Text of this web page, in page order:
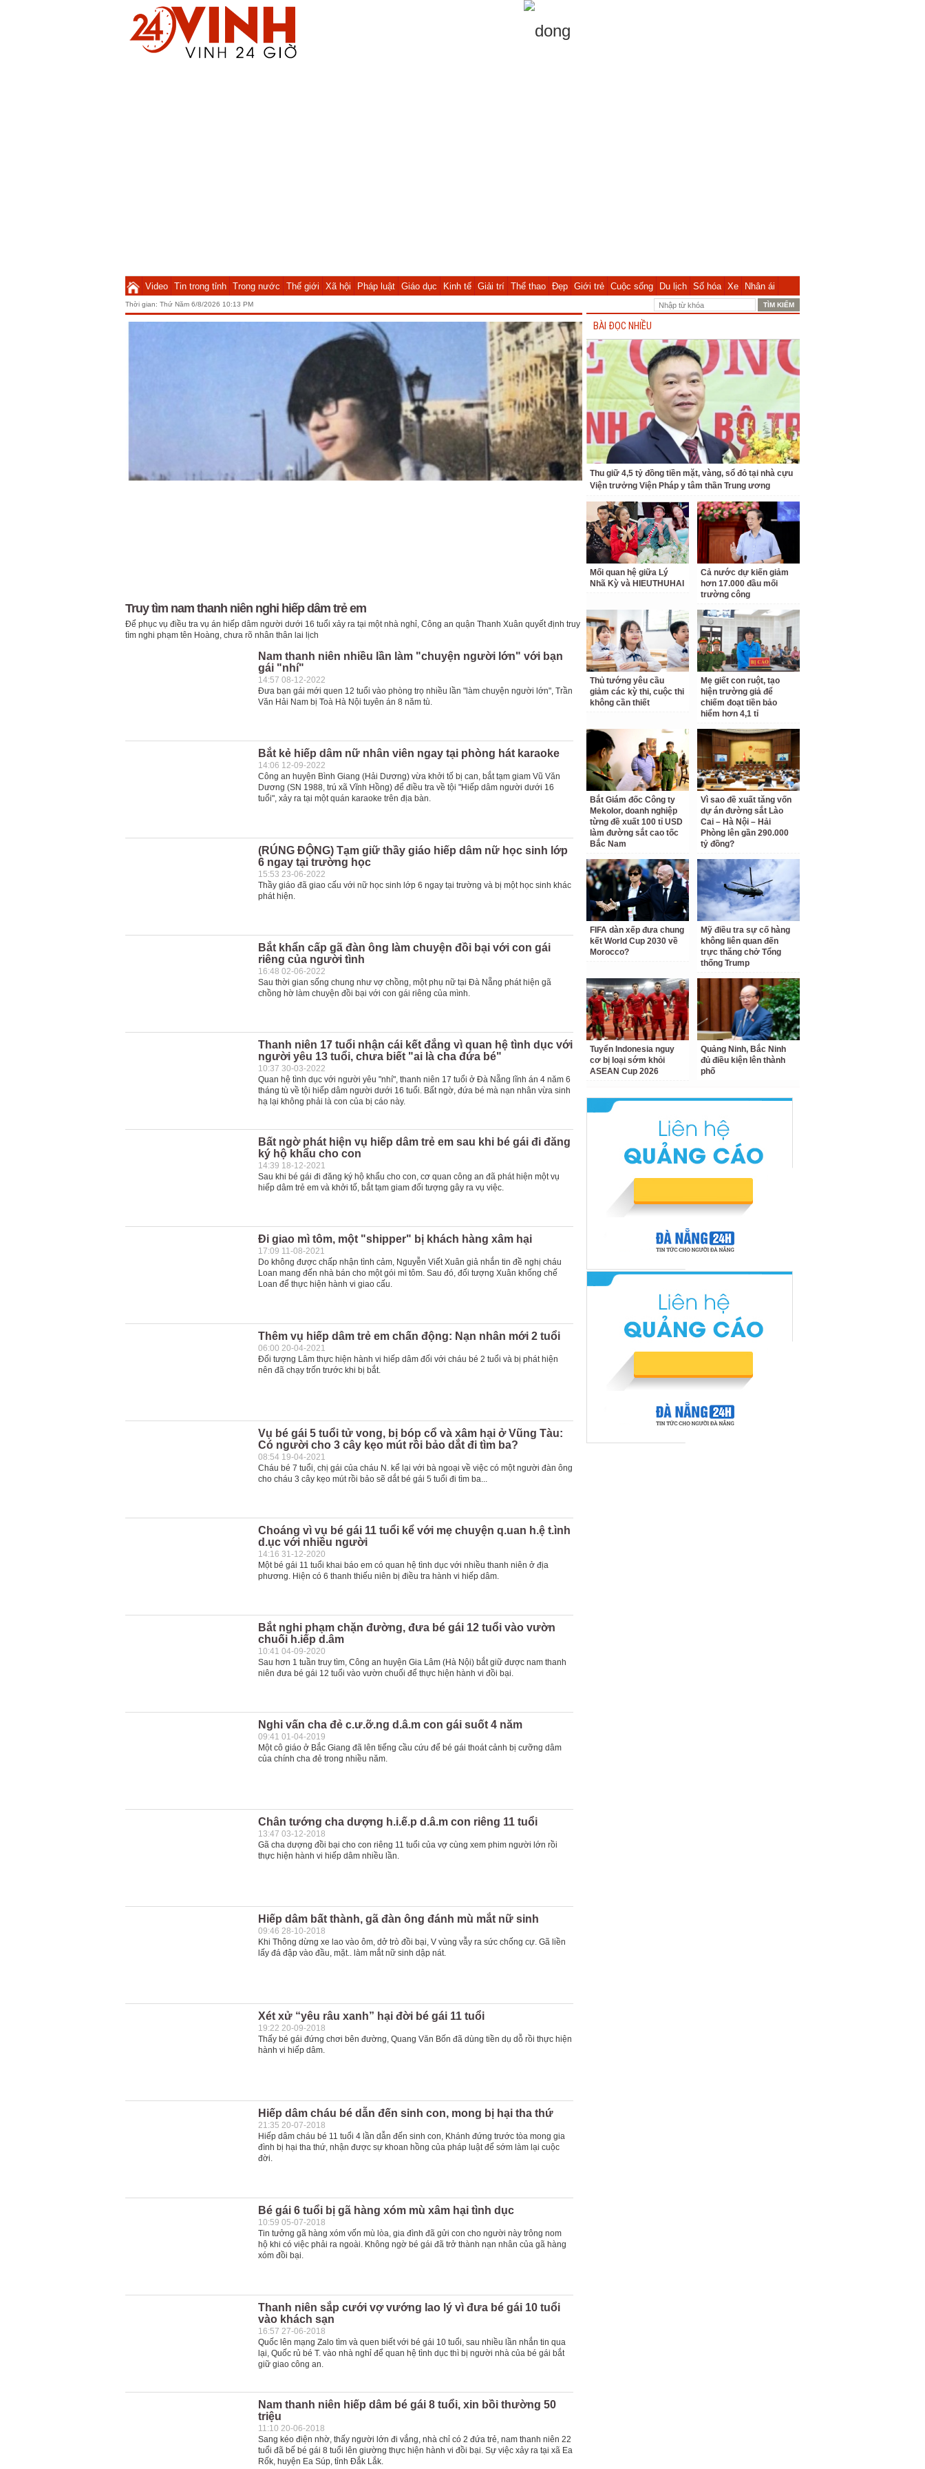
Video Tin trong tỉnh Trong nước Thế giới Xã hội Pháp luật Giáo dục Kinh tế Giải trí Thể thao Đẹp Giới trẻ Cuộc sống Du lịch Số hóa Xe Nhân ái
Thời gian: Thứ Năm 6/8/2026 10:13 PM
Truy tìm nam thanh niên nghi hiếp dâm trẻ em
Để phục vụ điều tra vụ án hiếp dâm người dưới 16 tuổi xảy ra tại một nhà nghỉ, Công an quận Thanh Xuân quyết định truy
tìm nghi phạm tên Hoàng, chưa rõ nhân thân lai lịch
Nam thanh niên nhiều lần làm "chuyện người lớn" với bạn
gái "nhí"
14:57 08-12-2022
Đưa bạn gái mới quen 12 tuổi vào phòng trọ nhiều lần "làm chuyện người lớn", Trần
Văn Hải Nam bị Toà Hà Nội tuyên án 8 năm tù.
Bắt kẻ hiếp dâm nữ nhân viên ngay tại phòng hát karaoke
14:06 12-09-2022
Công an huyện Bình Giang (Hải Dương) vừa khởi tố bị can, bắt tạm giam Vũ Văn
Dương (SN 1988, trú xã Vĩnh Hồng) để điều tra về tội "Hiếp dâm người dưới 16
tuổi", xảy ra tại một quán karaoke trên địa bàn.
(RÚNG ĐỘNG) Tạm giữ thầy giáo hiếp dâm nữ học sinh lớp
6 ngay tại trường học
15:53 23-06-2022
Thầy giáo đã giao cấu với nữ học sinh lớp 6 ngay tại trường và bị một học sinh khác
phát hiện.
Bắt khẩn cấp gã đàn ông làm chuyện đồi bại với con gái
riêng của người tình
16:48 02-06-2022
Sau thời gian sống chung như vợ chồng, một phụ nữ tại Đà Nẵng phát hiện gã
chồng hờ làm chuyện đồi bại với con gái riêng của mình.
Thanh niên 17 tuổi nhận cái kết đắng vì quan hệ tình dục với
người yêu 13 tuổi, chưa biết "ai là cha đứa bé"
10:37 30-03-2022
Quan hệ tình dục với người yêu "nhí", thanh niên 17 tuổi ở Đà Nẵng lĩnh án 4 năm 6
tháng tù về tội hiếp dâm người dưới 16 tuổi. Bất ngờ, đứa bé mà nạn nhân vừa sinh
hạ lại không phải là con của bị cáo này.
Bất ngờ phát hiện vụ hiếp dâm trẻ em sau khi bé gái đi đăng
ký hộ khẩu cho con
14:39 18-12-2021
Sau khi bé gái đi đăng ký hộ khẩu cho con, cơ quan công an đã phát hiện một vụ
hiếp dâm trẻ em và khởi tố, bắt tạm giam đối tượng gây ra vụ việc.
Đi giao mì tôm, một "shipper" bị khách hàng xâm hại
17:09 11-08-2021
Do không được chấp nhận tình cảm, Nguyễn Viết Xuân giả nhắn tin đề nghị cháu
Loan mang đến nhà bán cho một gói mì tôm. Sau đó, đối tượng Xuân khống chế
Loan để thực hiện hành vi giao cấu.
Thêm vụ hiếp dâm trẻ em chấn động: Nạn nhân mới 2 tuổi
06:00 20-04-2021
Đối tượng Lâm thực hiện hành vi hiếp dâm đối với cháu bé 2 tuổi và bị phát hiện
nên đã chạy trốn trước khi bị bắt.
Vụ bé gái 5 tuổi tử vong, bị bóp cổ và xâm hại ở Vũng Tàu:
Có người cho 3 cây kẹo mút rồi bảo dắt đi tìm ba?
08:54 19-04-2021
Cháu bé 7 tuổi, chị gái của cháu N. kể lại với bà ngoại về việc có một người đàn ông
cho cháu 3 cây kẹo mút rồi bảo sẽ dắt bé gái 5 tuổi đi tìm ba...
Choáng vì vụ bé gái 11 tuổi kể với mẹ chuyện q.uan h.ệ t.ình
d.ục với nhiều người
14:16 31-12-2020
Một bé gái 11 tuổi khai báo em có quan hệ tình dục với nhiều thanh niên ở địa
phương. Hiện có 6 thanh thiếu niên bị điều tra hành vi hiếp dâm.
Bắt nghi phạm chặn đường, đưa bé gái 12 tuổi vào vườn
chuối h.iếp d.âm
10:41 04-09-2020
Sau hơn 1 tuần truy tìm, Công an huyện Gia Lâm (Hà Nội) bắt giữ được nam thanh
niên đưa bé gái 12 tuổi vào vườn chuối để thực hiện hành vi đồi bại.
Nghi vấn cha đẻ c.ư.ỡ.ng d.â.m con gái suốt 4 năm
09:41 01-04-2019
Một cô giáo ở Bắc Giang đã lên tiếng cầu cứu để bé gái thoát cảnh bị cưỡng dâm
của chính cha đẻ trong nhiều năm.
Chân tướng cha dượng h.i.ế.p d.â.m con riêng 11 tuổi
13:47 03-12-2018
Gã cha dượng đồi bại cho con riêng 11 tuổi của vợ cùng xem phim người lớn rồi
thực hiện hành vi hiếp dâm nhiều lần.
Hiếp dâm bất thành, gã đàn ông đánh mù mắt nữ sinh
09:46 28-10-2018
Khi Thông dừng xe lao vào ôm, dở trò đồi bại, V vùng vẫy ra sức chống cự. Gã liền
lấy đá đập vào đầu, mặt.. làm mắt nữ sinh dập nát.
Xét xử “yêu râu xanh” hại đời bé gái 11 tuổi
19:22 20-09-2018
Thấy bé gái đứng chơi bên đường, Quang Văn Bốn đã dùng tiền dụ dỗ rồi thực hiện
hành vi hiếp dâm.
Hiếp dâm cháu bé dẫn đến sinh con, mong bị hại tha thứ
21:35 20-07-2018
Hiếp dâm cháu bé 11 tuổi 4 lần dẫn đến sinh con, Khánh đứng trước tòa mong gia
đình bị hại tha thứ, nhận được sự khoan hồng của pháp luật để sớm làm lại cuộc
đời.
Bé gái 6 tuổi bị gã hàng xóm mù xâm hại tình dục
10:59 05-07-2018
Tin tưởng gã hàng xóm vốn mù lòa, gia đình đã gửi con cho người này trông nom
hộ khi có việc phải ra ngoài. Không ngờ bé gái đã trở thành nạn nhân của gã hàng
xóm đồi bại.
Thanh niên sắp cưới vợ vướng lao lý vì đưa bé gái 10 tuổi
vào khách sạn
16:57 27-06-2018
Quốc lên mạng Zalo tìm và quen biết với bé gái 10 tuổi, sau nhiều lần nhắn tin qua
lại, Quốc rủ bé T. vào nhà nghỉ để quan hệ tình dục thì bị người nhà của bé gái bắt
giữ giao công an.
Nam thanh niên hiếp dâm bé gái 8 tuổi, xin bồi thường 50
triệu
11:10 20-06-2018
Sang kéo điện nhờ, thấy người lớn đi vắng, nhà chỉ có 2 đứa trẻ, nam thanh niên 22
tuổi đã bế bé gái 8 tuổi lên giường thực hiện hành vi đồi bại. Sự việc xảy ra tại xã Ea
Rốk, huyện Ea Súp, tỉnh Đắk Lắk.
BÀI ĐỌC NHIỀU
Thu giữ 4,5 tỷ đồng tiền mặt, vàng, sổ đỏ tại nhà cựu
Viện trưởng Viện Pháp y tâm thần Trung ương
Mối quan hệ giữa Lý
Nhã Kỳ và HIEUTHUHAI
Cả nước dự kiến giảm
hơn 17.000 đầu mối
trường công
Thủ tướng yêu cầu
giảm các kỳ thi, cuộc thi
không cần thiết
Mẹ giết con ruột, tạo
hiện trường giả để
chiếm đoạt tiền bảo
hiểm hơn 4,1 tỉ
Bắt Giám đốc Công ty
Mekolor, doanh nghiệp
từng đề xuất 100 tỉ USD
làm đường sắt cao tốc
Bắc Nam
Vì sao đề xuất tăng vốn
dự án đường sắt Lào
Cai – Hà Nội – Hải
Phòng lên gần 290.000
tỷ đồng?
FIFA dàn xếp đưa chung
kết World Cup 2030 về
Morocco?
Mỹ điều tra sự cố hàng
không liên quan đến
trực thăng chở Tổng
thống Trump
Tuyển Indonesia nguy
cơ bị loại sớm khỏi
ASEAN Cup 2026
Quảng Ninh, Bắc Ninh
đủ điều kiện lên thành
phố